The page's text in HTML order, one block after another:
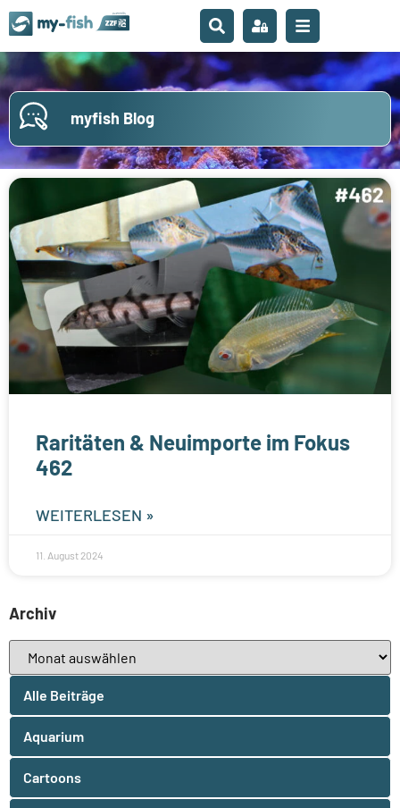
myfish Blog
Raritäten & Neuimporte im Fokus
462
WEITERLESEN »
11. August 2024
Archiv
Alle Beiträge
Aquarium
Cartoons